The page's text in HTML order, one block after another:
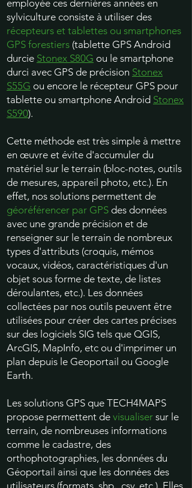
employée ces dernières années en
sylviculture consiste à utiliser des
récepteurs et tablettes ou smartphones
GPS forestiers (tablette GPS Android
durcie Stonex S80G ou le smartphone
durci avec GPS de précision Stonex
S55G ou encore le récepteur GPS pour
tablette ou smartphone Android Stonex
S590).
Cette méthode est très simple à mettre
en œuvre et évite d'accumuler du
matériel sur le terrain (bloc-notes, outils
de mesures, appareil photo, etc.). En
effet, nos solutions permettent de
géoréférencer par GPS des données
avec une grande précision et de
renseigner sur le terrain de nombreux
types d'attributs (croquis, mémos
vocaux, vidéos, caractéristiques d'un
objet sous forme de texte, de listes
déroulantes, etc.). Les données
collectées par nos outils peuvent être
utilisées pour créer des cartes précises
sur des logiciels SIG tels que QGIS,
ArcGIS, MapInfo, etc ou d'imprimer un
plan depuis le Geoportail ou Google
Earth.
Les solutions GPS que TECH4MAPS
propose permettent de visualiser sur le
terrain, de nombreuses informations
comme le cadastre, des
orthophotographies, les données du
Géoportail ainsi que les données des
utilisateurs (formats .shp, .csv, etc.). Elles